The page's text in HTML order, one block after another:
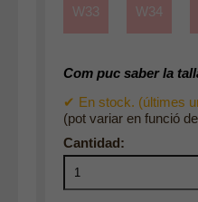
W33 W34
Com puc saber la
✔ En stock. (últimes
(pot variar en funció